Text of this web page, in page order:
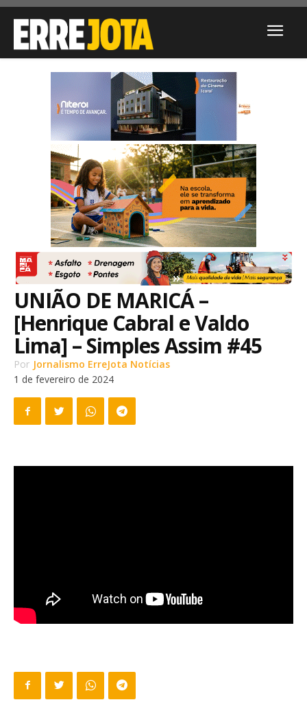
UNIÃO DE MARICÁ –
[Henrique Cabral e Valdo
Lima] – Simples Assim #45
Por Jornalismo ErreJota Notícias
1 de fevereiro de 2024